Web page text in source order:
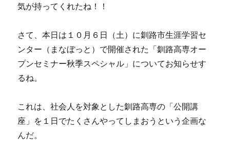
気が持ってくれたね！！
さて、本日は１０月６日（土）に釧路市生涯学習セ
ンター（まなぼっと）で開催された「釧路高専オー
プンセミナー秋季スペシャル」についてお知らせす
るね。
これは、社会人を対象とした釧路高専の「公開講
座」を１日でたくさんやってしまおうという企画な
んだ。